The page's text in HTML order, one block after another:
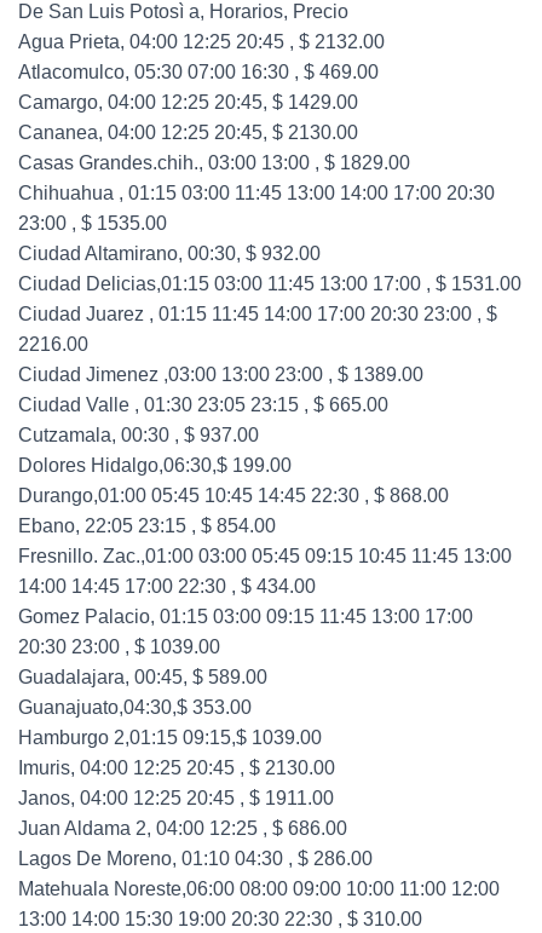
De San Luis Potosì a, Horarios, Precio
Agua Prieta, 04:00 12:25 20:45 , $ 2132.00
Atlacomulco, 05:30 07:00 16:30 , $ 469.00
Camargo, 04:00 12:25 20:45, $ 1429.00
Cananea, 04:00 12:25 20:45, $ 2130.00
Casas Grandes.chih., 03:00 13:00 , $ 1829.00
Chihuahua , 01:15 03:00 11:45 13:00 14:00 17:00 20:30
23:00 , $ 1535.00
Ciudad Altamirano, 00:30, $ 932.00
Ciudad Delicias,01:15 03:00 11:45 13:00 17:00 , $ 1531.00
Ciudad Juarez , 01:15 11:45 14:00 17:00 20:30 23:00 , $
2216.00
Ciudad Jimenez ,03:00 13:00 23:00 , $ 1389.00
Ciudad Valle , 01:30 23:05 23:15 , $ 665.00
Cutzamala, 00:30 , $ 937.00
Dolores Hidalgo,06:30,$ 199.00
Durango,01:00 05:45 10:45 14:45 22:30 , $ 868.00
Ebano, 22:05 23:15 , $ 854.00
Fresnillo. Zac.,01:00 03:00 05:45 09:15 10:45 11:45 13:00
14:00 14:45 17:00 22:30 , $ 434.00
Gomez Palacio, 01:15 03:00 09:15 11:45 13:00 17:00
20:30 23:00 , $ 1039.00
Guadalajara, 00:45, $ 589.00
Guanajuato,04:30,$ 353.00
Hamburgo 2,01:15 09:15,$ 1039.00
Imuris, 04:00 12:25 20:45 , $ 2130.00
Janos, 04:00 12:25 20:45 , $ 1911.00
Juan Aldama 2, 04:00 12:25 , $ 686.00
Lagos De Moreno, 01:10 04:30 , $ 286.00
Matehuala Noreste,06:00 08:00 09:00 10:00 11:00 12:00
13:00 14:00 15:30 19:00 20:30 22:30 , $ 310.00